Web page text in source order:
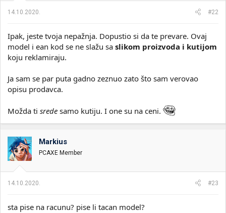
14.10.2020. #22
Ipak, jeste tvoja nepažnja. Dopustio si da te prevare. Ovaj
model i ean kod se ne slažu sa slikom proizvoda i kutijom
koju reklamiraju.
Ja sam se par puta gadno zeznuo zato što sam verovao
opisu prodavca.
Možda ti srede samo kutiju. I one su na ceni.
Markius
PCAXE Member
14.10.2020. #23
sta pise na racunu? pise li tacan model?